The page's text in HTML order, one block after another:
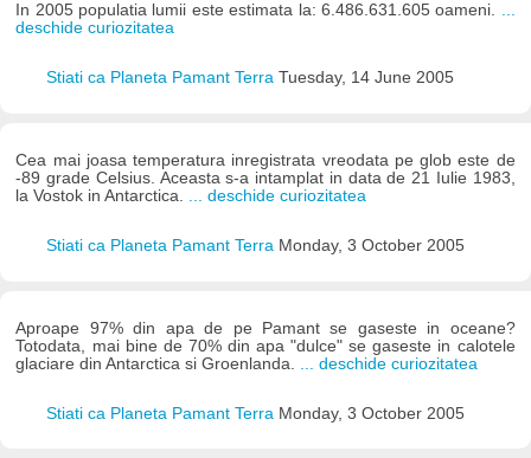
In 2005 populatia lumii este estimata la: 6.486.631.605 oameni. ...
deschide curiozitatea
Stiati ca Planeta Pamant Terra Tuesday, 14 June 2005
Cea mai joasa temperatura inregistrata vreodata pe glob este de
-89 grade Celsius. Aceasta s-a intamplat in data de 21 Iulie 1983,
la Vostok in Antarctica.
... deschide curiozitatea
Stiati ca Planeta Pamant Terra Monday, 3 October 2005
Aproape 97% din apa de pe Pamant se gaseste in oceane?
Totodata, mai bine de 70% din apa "dulce" se gaseste in calotele
glaciare din Antarctica si Groenlanda.
... deschide curiozitatea
Stiati ca Planeta Pamant Terra Monday, 3 October 2005